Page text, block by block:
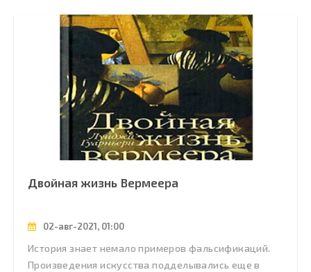
Двойная жизнь Вермеера
02-авг-2021, 01:00
История знает немало примеров фальсификаций.
Произведения искусства подделывались еще в